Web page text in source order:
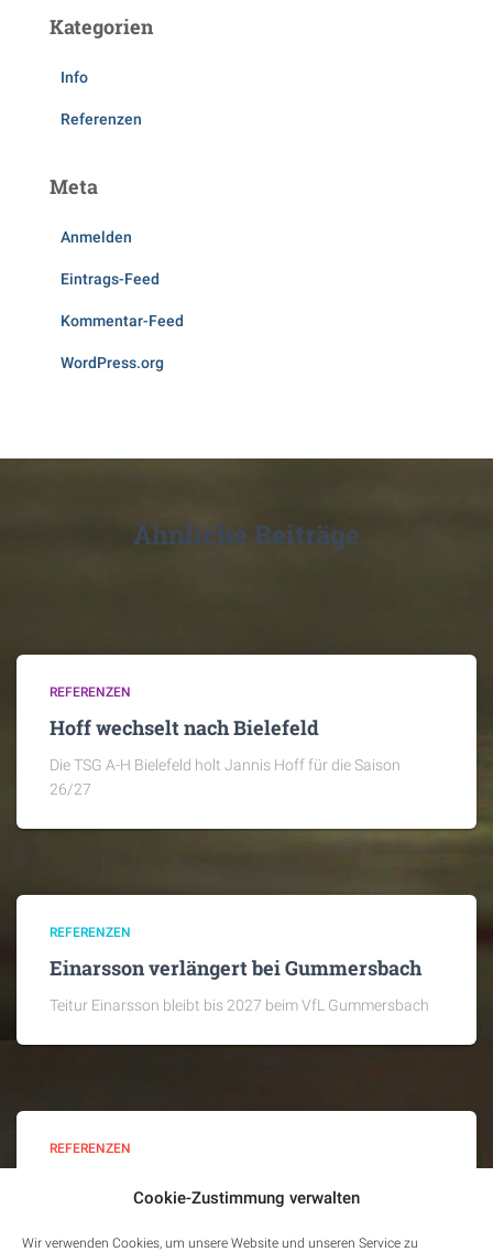
Cookie-Zustimmung verwalten
Wir verwenden Cookies, um unsere Website und unseren Service zu
Kategorien
Info
Referenzen
Meta
Anmelden
Eintrags-Feed
Kommentar-Feed
WordPress.org
Ähnliche Beiträge
REFERENZEN
Hoff wechselt nach Bielefeld
Die TSG A-H Bielefeld holt Jannis Hoff für die Saison
26/27
REFERENZEN
Einarsson verlängert bei Gummersbach
Teitur Einarsson bleibt bis 2027 beim VfL Gummersbach
REFERENZEN
Valiullin wechselt nach Minden
an